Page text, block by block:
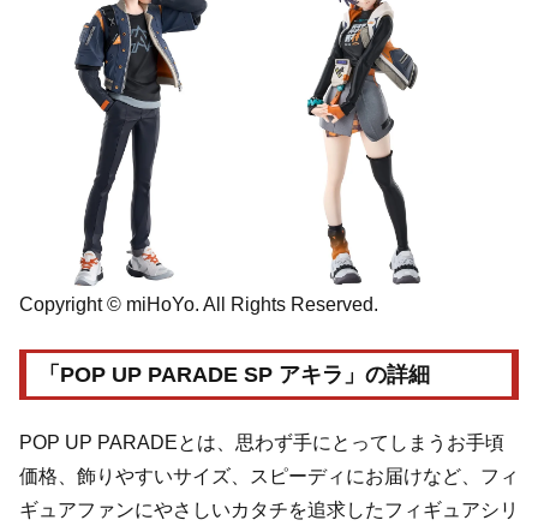
Copyright © miHoYo. All Rights Reserved.
「POP UP PARADE SP アキラ」の詳細
POP UP PARADEとは、思わず手にとってしまうお手頃
価格、飾りやすいサイズ、スピーディにお届けなど、フィ
ギュアファンにやさしいカタチを追求したフィギュアシリ